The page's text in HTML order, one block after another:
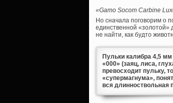
«Gamo Socom Carbine
Но сначала поговорим о
единственной «золотой»
не найти, как будто
Пульки калибра 4,5
«000» (заяц, лиса,
превосходит пульку,
«супермагнума»,
вся длинноствольная